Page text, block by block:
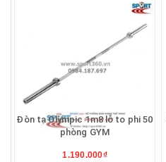
Đòn tạ Olympic 1m8 lỗ to phi 50
phòng GYM
1.190.000₫